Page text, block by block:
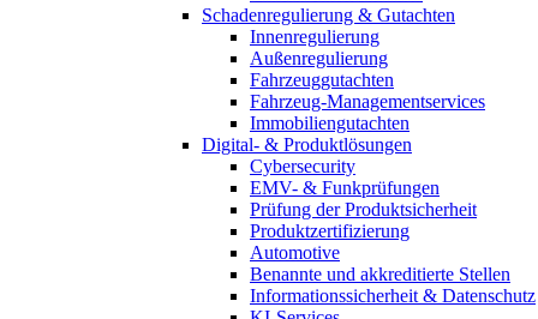
Schadenregulierung & Gutachten
Innenregulierung
Außenregulierung
Fahrzeuggutachten
Fahrzeug-Managementservices
Immobiliengutachten
Digital- & Produktlösungen
Cybersecurity
EMV- & Funkprüfungen
Prüfung der Produktsicherheit
Produktzertifizierung
Automotive
Benannte und akkreditierte Stellen
Informationssicherheit & Datenschutz